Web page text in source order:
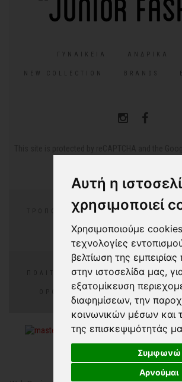
Αυτή η
χρησιμοποιεί
Χρησιμοποιούμε
τεχνολογίες
βελτίωση της εμπειρίας
στην ιστοσελίδα μας,
εξατομίκευση
διαφημίσεων, την
κοινωνικών μέσων και
της επισκεψιμότητάς
Συμφωνώ
Αρνούμαι
ΓΥΝΑΙΚΕΊΑ ΑΝΔΡΙΚΆ
NEW COLLECTION BRANDS
ΤΡΌΠΟΙ ΠΛΗΡΩΜΉΣ
ΣΥΧΝΈΣ ΕΡΩΤΉΣΕΙΣ
ΠΟΛΙΤΙΚΉ ΑΠΟΡΡΉΤΟΥ
ΌΡΟΙ ΧΡΉΣΗΣ COOKIES